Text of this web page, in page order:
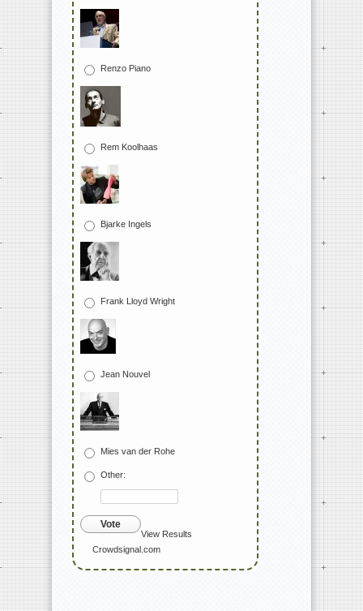
Renzo Piano
Rem Koolhaas
Bjarke Ingels
Frank Lloyd Wright
Jean Nouvel
Mies van der Rohe
Other:
Vote
View Results
Crowdsignal.com